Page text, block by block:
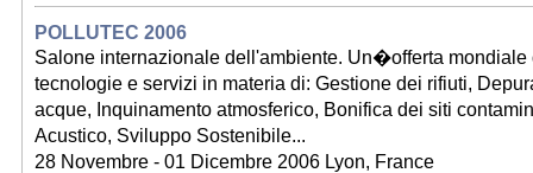
POLLUTEC 2006
Salone internazionale dell'ambiente. Un�offerta mondiale
tecnologie e servizi in materia di: Gestione dei rifiuti,
acque, Inquinamento atmosferico, Bonifica dei siti
Acustico, Sviluppo Sostenibile...
28 Novembre - 01 Dicembre 2006 Lyon, France